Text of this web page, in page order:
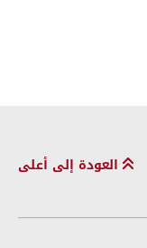
العودة إلى أعلى